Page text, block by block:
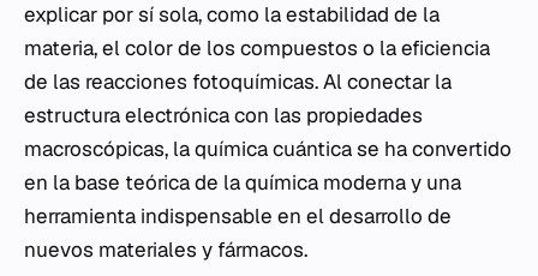
explicar por sí sola, como la estabilidad de la
materia, el color de los compuestos o la eficiencia
de las reacciones fotoquímicas. Al conectar la
estructura electrónica con las propiedades
macroscópicas, la química cuántica se ha convertido
en la base teórica de la química moderna y una
herramienta indispensable en el desarrollo de
nuevos materiales y fármacos.